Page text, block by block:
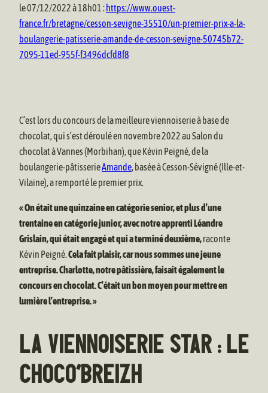
le 07/12/2022 à 18h01 : https://www.ouest-
france.fr/bretagne/cesson-sevigne-35510/un-premier-prix-a-la-
boulangerie-patisserie-amande-de-cesson-sevigne-50745b72-
7095-11ed-955f-f3496dcfd8f8
C’est lors du concours de la meilleure viennoiserie à base de
chocolat, qui s’est déroulé en novembre 2022 au Salon du
chocolat à Vannes (Morbihan), que Kévin Peigné, de la
boulangerie-pâtisserieAmande, basée à Cesson-Sévigné (Ille-et-
Vilaine), a remporté le premier prix.
« On était une quinzaine en catégorie senior, et plus d’une
trentaine en catégorie junior, avec notre apprenti Léandre
Grislain, qui était engagé et qui a terminé deuxième,raconte
Kévin Peigné.Cela fait plaisir, car nous sommes une jeune
entreprise. Charlotte, notre pâtissière, faisait également le
concours en chocolat. C’était un bon moyen pour mettre en
lumière l’entreprise. »
LA VIENNOISERIE STAR : LE
CHOCO’BREIZH